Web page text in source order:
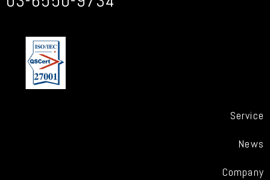
Service
News
Company